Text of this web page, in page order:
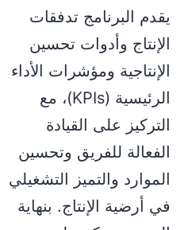
يقدم البرنامج تدفقات
الإنتاج وأدوات تحسين
الإنتاجية ومؤشرات الأداء
الرئيسية (KPIs)، مع
التركيز على القيادة
الفعالة للفريق وتحسين
الموارد والتميز التشغيلي
في أرضية الإنتاج. بنهاية